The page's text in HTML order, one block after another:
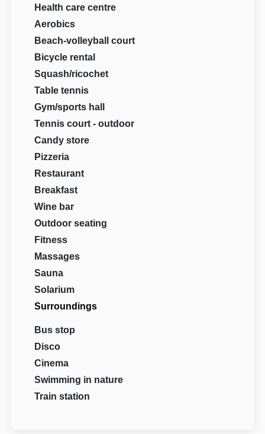
Health care centre
Aerobics
Beach-volleyball court
Bicycle rental
Squash/ricochet
Table tennis
Gym/sports hall
Tennis court - outdoor
Candy store
Pizzeria
Restaurant
Breakfast
Wine bar
Outdoor seating
Fitness
Massages
Sauna
Solarium
Surroundings
Bus stop
Disco
Cinema
Swimming in nature
Train station